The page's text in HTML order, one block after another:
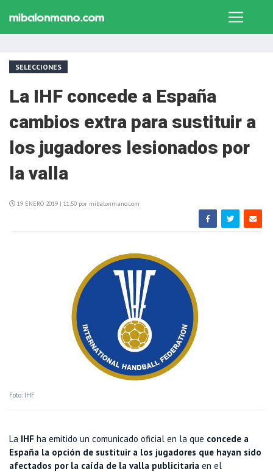
SELECCIONES
La IHF concede a España
cambios extra para sustituir a
los jugadores lesionados por
la valla
19 ENERO 2019 | 11:50 por mibalonmano.com
Foto: IHF
La IHF ha emitido un comunicado oficial en la que concede a
España la opción de sustituir a los jugadores que hayan sido
afectados por la caída de la valla publicitaria en el